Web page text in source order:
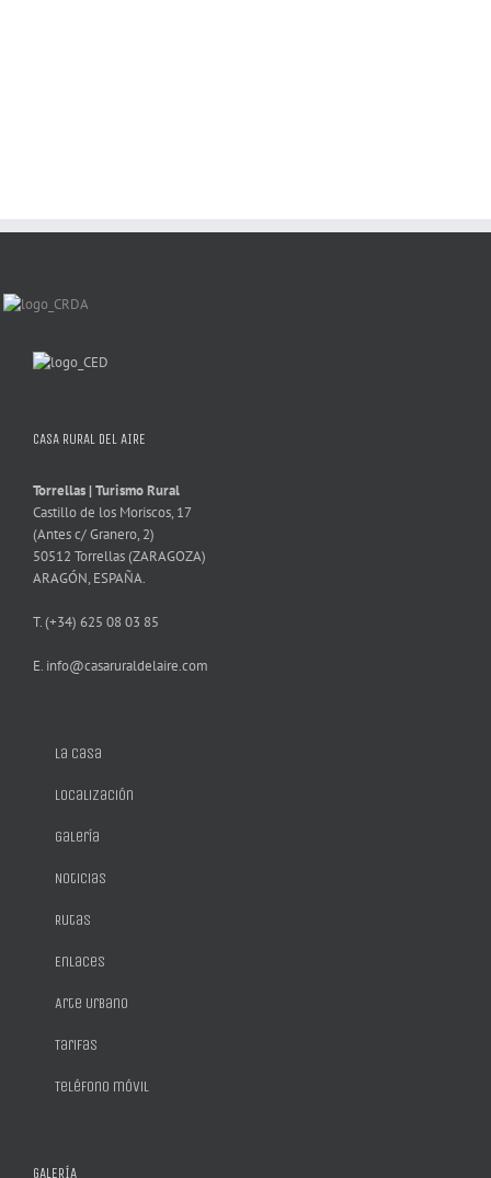
CASA RURAL DEL AIRE
Torrellas | Turismo Rural
Castillo de los Moriscos, 17
(Antes c/ Granero, 2)
50512 Torrellas (ZARAGOZA)
ARAGÓN, ESPAÑA.
T. (+34) 625 08 03 85
E. info@casaruraldelaire.com
La casa
Localización
Galería
Noticias
Rutas
Enlaces
Arte Urbano
Tarifas
Teléfono móvil
GALERÍA